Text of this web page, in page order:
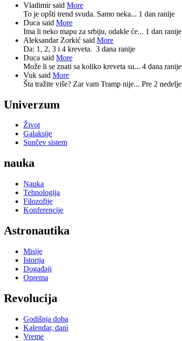
Vladimir said More
To je opšti trend svuda. Samo neka... 1 dan ranije
Duca said More
Ima li neko mapu za srbiju, odakle će... 1 dan ranije
Aleksandar Zorkić said More
Da: 1, 2, 3 i 4 kreveta. 3 dana ranije
Duca said More
Može li se znati sa koliko kreveta su... 4 dana ranije
Vuk said More
Šta tražite više? Zar vam Tramp nije... Pre 2 nedelje
Univerzum
Život
Galaksije
Sunčev sistem
nauka
Nauka
Tehnologija
Filozofije
Konferencije
Astronautika
Misije
Istorija
Događaji
Oprema
Revolucija
Godišnja doba
Kalendar, dani
Vreme